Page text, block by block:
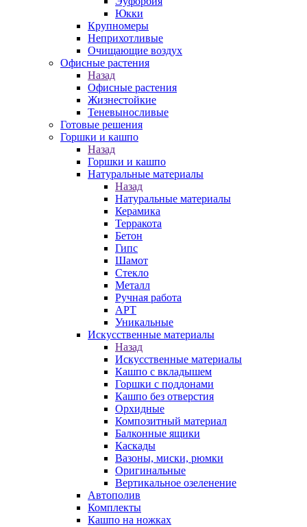
Юкки
Крупномеры
Неприхотливые
Очищающие воздух
Офисные растения
Назад
Офисные растения
Жизнестойкие
Теневыносливые
Готовые решения
Горшки и кашпо
Назад
Горшки и кашпо
Натуральные материалы
Назад
Натуральные материалы
Керамика
Терракота
Бетон
Гипс
Шамот
Стекло
Металл
Ручная работа
АРТ
Уникальные
Искусственные материалы
Назад
Искусственные материалы
Кашпо с вкладышем
Горшки с поддонами
Кашпо без отверстия
Орхидные
Композитный материал
Балконные ящики
Каскады
Вазоны, миски, рюмки
Оригинальные
Вертикальное озеленение
Автополив
Комплекты
Кашпо на ножках